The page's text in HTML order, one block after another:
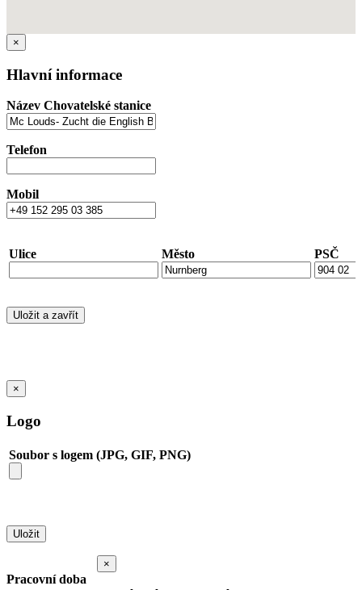
×
Hlavní informace
Název Chovatelské stanice
Telefon
Mobil
Ulice Město PSČ
×
Logo
Soubor s logem (JPG, GIF, PNG)
Pracovní doba
×